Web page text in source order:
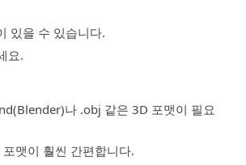
있을 수 있습니다.
요.
나 .obj 같은 3D 포맷이 필요
맷이 훨씬 간편합니다.